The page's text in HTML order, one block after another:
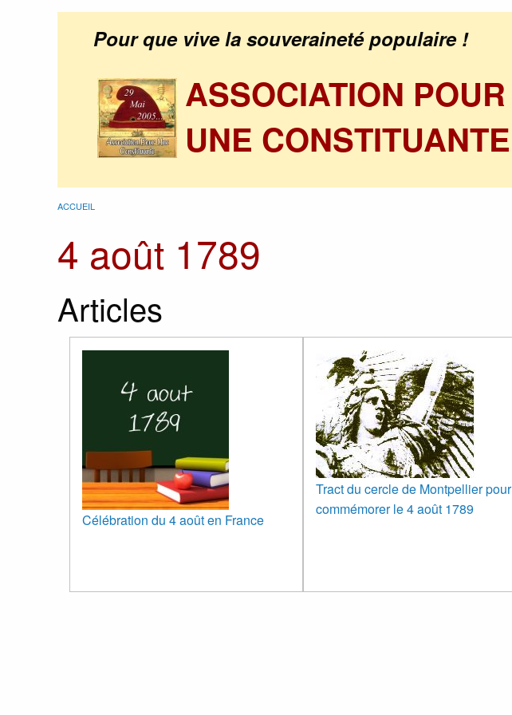
Pour que vive la souveraineté populaire !
ASSOCIATION POUR
UNE CONSTITUANTE
ACCUEIL
4 août 1789
Articles
Célébration du 4 août en France
Tract du cercle de Montpellier pour
commémorer le 4 août 1789